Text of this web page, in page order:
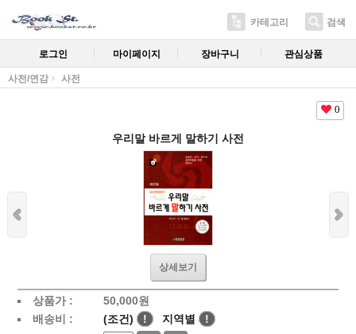
카테고리 검색
로그인 마이페이지 장바구니 관심상품
사전/연감 사전
0
우리말 바르게 말하기 사전
상세보기
상품가 : 50,000원
배송비 :
(조건) ! 지역별
!